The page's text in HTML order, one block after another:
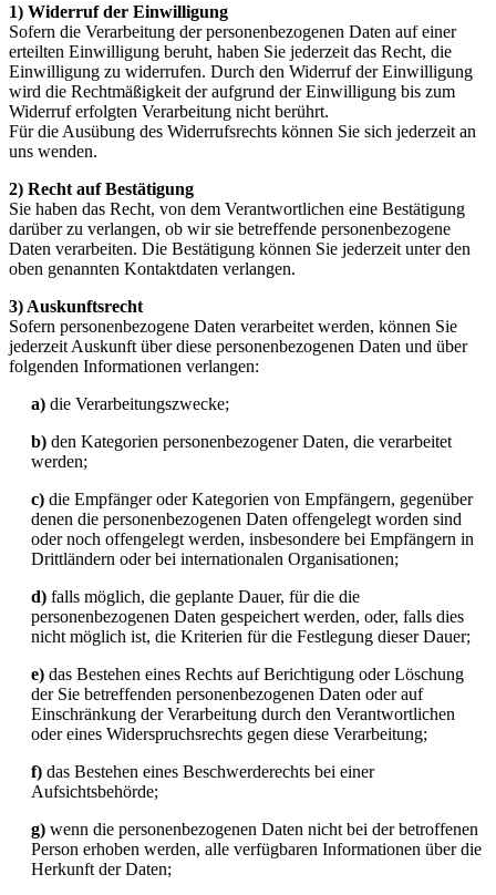
1) Widerruf der Einwilligung
Sofern die Verarbeitung der personenbezogenen Daten auf einer
erteilten Einwilligung beruht, haben Sie jederzeit das Recht, die
Einwilligung zu widerrufen. Durch den Widerruf der Einwilligung
wird die Rechtmäßigkeit der aufgrund der Einwilligung bis zum
Widerruf erfolgten Verarbeitung nicht berührt.
Für die Ausübung des Widerrufsrechts können Sie sich jederzeit an
uns wenden.
2) Recht auf Bestätigung
Sie haben das Recht, von dem Verantwortlichen eine Bestätigung
darüber zu verlangen, ob wir sie betreffende personenbezogene
Daten verarbeiten. Die Bestätigung können Sie jederzeit unter den
oben genannten Kontaktdaten verlangen.
3) Auskunftsrecht
Sofern personenbezogene Daten verarbeitet werden, können Sie
jederzeit Auskunft über diese personenbezogenen Daten und über
folgenden Informationen verlangen:
a) die Verarbeitungszwecke;
b) den Kategorien personenbezogener Daten, die verarbeitet
werden;
c) die Empfänger oder Kategorien von Empfängern, gegenüber
denen die personenbezogenen Daten offengelegt worden sind
oder noch offengelegt werden, insbesondere bei Empfängern in
Drittländern oder bei internationalen Organisationen;
d) falls möglich, die geplante Dauer, für die die
personenbezogenen Daten gespeichert werden, oder, falls dies
nicht möglich ist, die Kriterien für die Festlegung dieser Dauer;
e) das Bestehen eines Rechts auf Berichtigung oder Löschung
der Sie betreffenden personenbezogenen Daten oder auf
Einschränkung der Verarbeitung durch den Verantwortlichen
oder eines Widerspruchsrechts gegen diese Verarbeitung;
f) das Bestehen eines Beschwerderechts bei einer
Aufsichtsbehörde;
g) wenn die personenbezogenen Daten nicht bei der betroffenen
Person erhoben werden, alle verfügbaren Informationen über die
Herkunft der Daten;